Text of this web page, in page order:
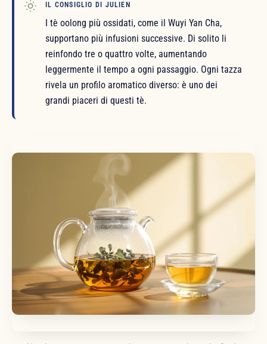
IL CONSIGLIO DI JULIEN
I tè oolong più ossidati, come il Wuyi Yan Cha,
supportano più infusioni successive. Di solito li
reinfondo tre o quattro volte, aumentando
leggermente il tempo a ogni passaggio. Ogni tazza
rivela un profilo aromatico diverso: è uno dei
grandi piaceri di questi tè.